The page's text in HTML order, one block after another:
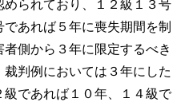
られており、１２級１３号
あれば５年に喪失期間を制
側から３年に限定するべき
判例においては３年にした
であれば１０年、１４級で